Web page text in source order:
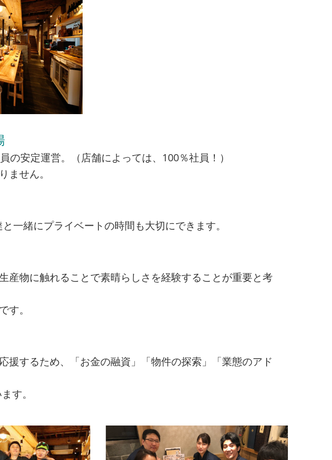
の安定運営。（店舗によっては、100％社員！）
ません。
一緒にプライベートの時間も大切にできます。
産物に触れることで素晴らしさを経験することが重要と考
す。
援するため、「お金の融資」「物件の探索」「業態のアド
す。